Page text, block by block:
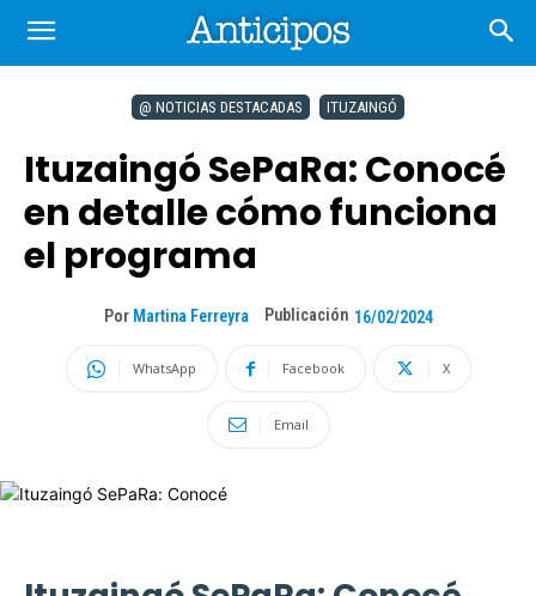
@ NOTICIAS DESTACADAS ITUZAINGÓ
Ituzaingó SePaRa: Conocé
en detalle cómo funciona
el programa
Por Martina Ferreyra Publicación 16/02/2024
WhatsApp Facebook X
Email